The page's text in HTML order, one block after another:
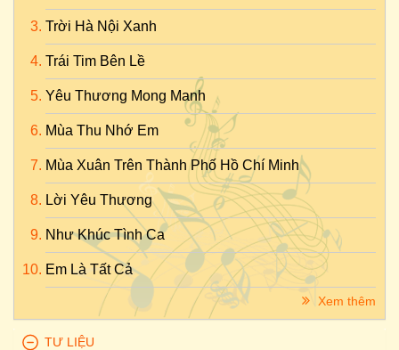
Trời Hà Nội Xanh
Trái Tim Bên Lề
Yêu Thương Mong Manh
Mùa Thu Nhớ Em
Mùa Xuân Trên Thành Phố Hồ Chí Minh
Lời Yêu Thương
Như Khúc Tình Ca
Em Là Tất Cả
Xem thêm
TƯ LIỆU